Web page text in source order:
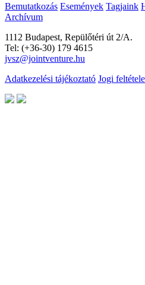
Bemutatkozás Események Tagjaink
Archívum
1112 Budapest, Repülőtéri út 2/A.
Tel: (+36-30) 179 4615
jvsz@jointventure.hu
Adatkezelési tájékoztató Jogi